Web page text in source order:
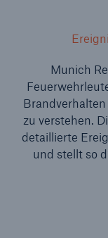
Munich
zu verstehen.
detaillierte
und stellt so